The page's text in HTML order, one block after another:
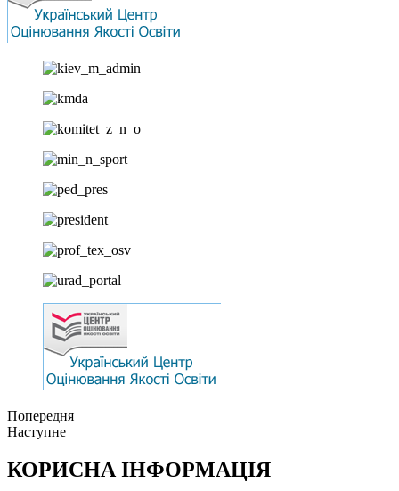
Попередня
Наступне
КОРИСНА ІНФОРМАЦІЯ